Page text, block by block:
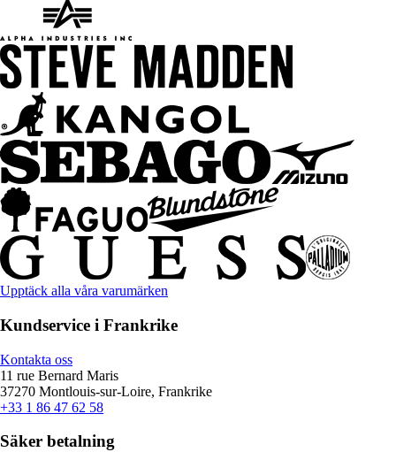
Upptäck alla våra varumärken
Kundservice i Frankrike
Kontakta oss
11 rue Bernard Maris
37270 Montlouis-sur-Loire, Frankrike
+33 1 86 47 62 58
Säker betalning